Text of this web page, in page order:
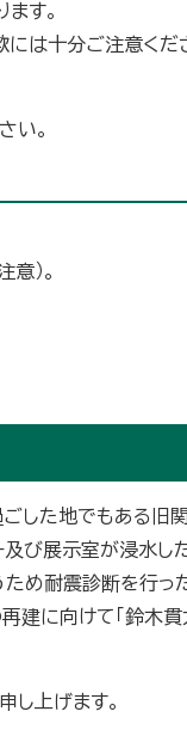
す。
は十分ご注意くだ
い。
）。
した地でもある旧
び展示室が浸水し
耐震診断を行った
建に向けて「鈴木
し上げます。